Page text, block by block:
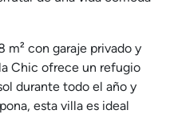
m² con garaje privado y
Chic ofrece un refugio
durante todo el año y
esta villa es ideal